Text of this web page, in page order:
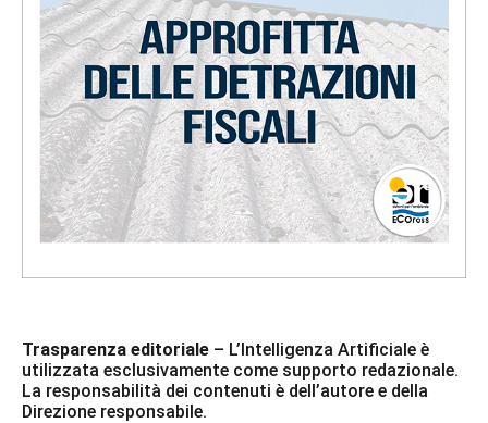
Trasparenza editoriale – L’Intelligenza Artificiale è
utilizzata esclusivamente come supporto redazionale.
La responsabilità dei contenuti è dell’autore e della
Direzione responsabile.